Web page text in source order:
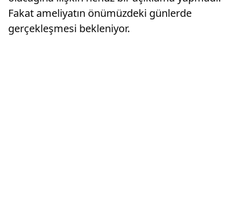
Fakat ameliyatın önümüzdeki günlerde
gerçekleşmesi bekleniyor.